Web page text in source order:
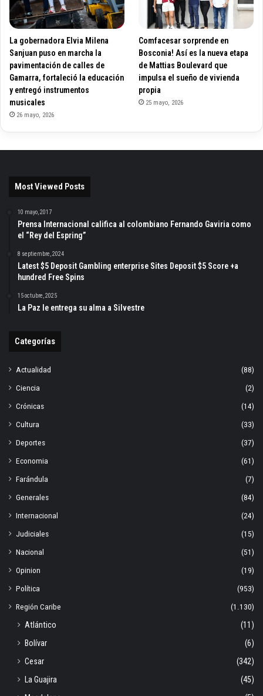
La gobernadora Elvia Milena
Sanjuan puso en marcha la
pavimentación de calles de
Gamarra, fortaleció la educación
y entregó instrumentos
musicales
26 mayo, 2026
Comfacesar sorprende en
Bosconia! Así es la nueva etapa
de Mattias Boulevard que
impulsa el sueño de vivienda
propia
25 mayo, 2026
Most Viewed Posts
10 mayo, 2017
Prensa Internacional califica al colombiano Fernando Gaviria como
el “Rey del Espring”
8 septiembre, 2024
Latest $5 Deposit Gambling enterprise Sites Deposit $5 Score +a
hundred Free Spins
15 octubre, 2025
La Paz le entrega su alma a Silvestre
Categorías
Actualidad
(88)
Ciencia
(2)
Crónicas
(14)
Cultura
(33)
Deportes
(37)
Economia
(61)
Farándula
(7)
Generales
(84)
Internacional
(24)
Judiciales
(15)
Nacional
(51)
Opinion
(19)
Política
(953)
Región Caribe
(1.130)
Atlántico
(11)
Bolívar
(6)
Cesar
(342)
La Guajira
(45)